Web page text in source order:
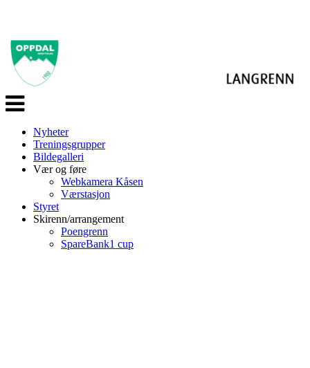
Veksle
navigasjon
Nyheter
Treningsgrupper
Bildegalleri
Vær og føre
Webkamera Kåsen
Værstasjon
Styret
Skirenn/arrangement
Poengrenn
SpareBank1 cup